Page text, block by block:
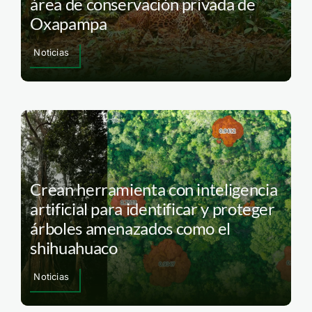
Oxapampa
Noticias
Crean herramienta con inteligencia
artificial para identificar y proteger
árboles amenazados como el
shihuahuaco
Noticias